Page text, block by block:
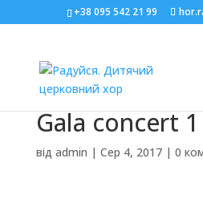
+38 095 542 21 99
Gala concert 1
від admin | Сер 4, 2017| 0